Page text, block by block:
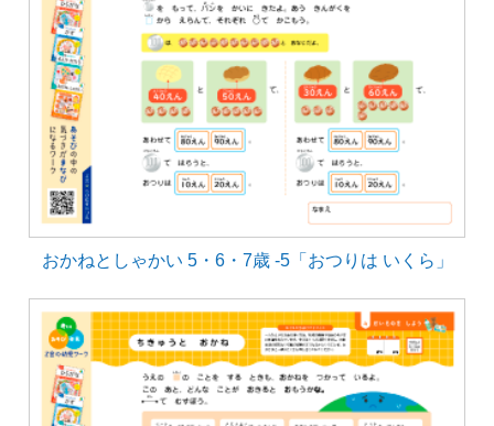
おかねとしゃかい 5・6・7歳 -5「おつりは いくら」